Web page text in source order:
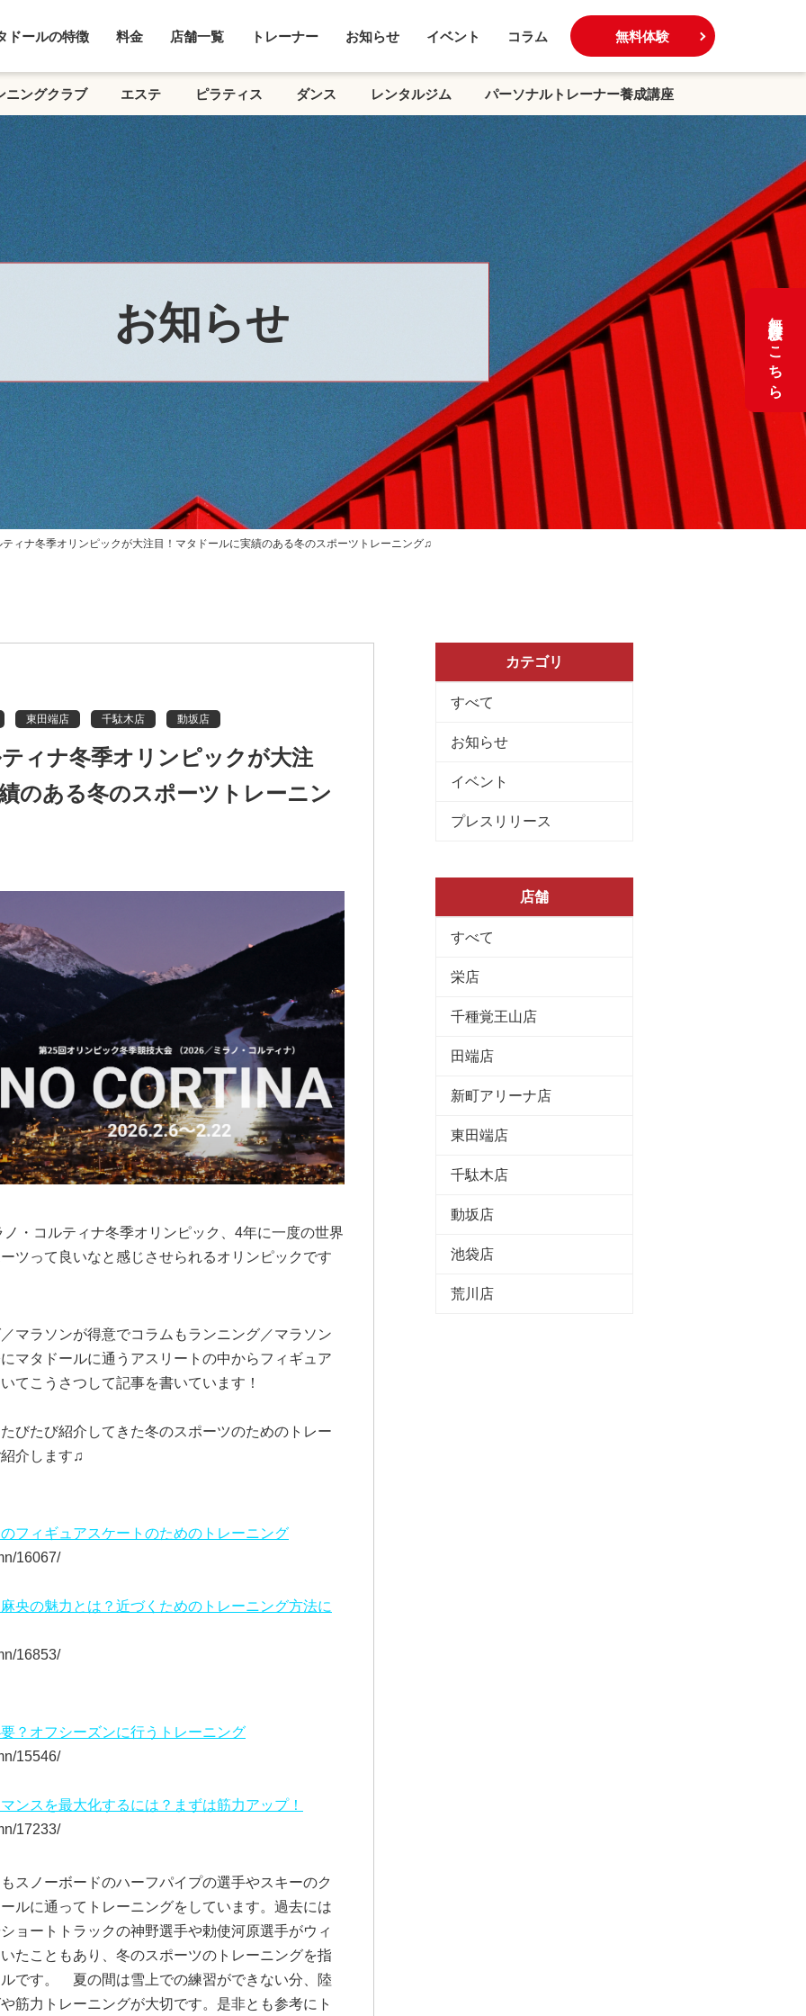
ドールの特徴 料金 店舗一覧 トレーナー お知らせ イベント コラム 無料体験
ニングクラブ エステ ピラティス ダンス レンタルジム パーソナルトレーナー養成講座
無料体験はこちら
お知らせ
ィナ冬季オリンピックが大注目！マタドールに実績のある冬のスポーツトレーニング♫
東田端店 千駄木店 動坂店
ィナ冬季オリンピックが大注
のある冬のスポーツトレーニン
・コルティナ冬季オリンピック、4年に一度の世界
ツって良いなと感じさせられるオリンピックです
マラソンが得意でコラムもランニング／マラソン
マタドールに通うアスリートの中からフィギュア
てこうさつして記事を書いています！
びたび紹介してきた冬のスポーツのためのトレー
介します♫
フィギュアスケートのためのトレーニング
16067/
央の魅力とは？近づくためのトレーニング方法に
16853/
？オフシーズンに行うトレーニング
15546/
ンスを最大化するには？まずは筋力アップ！
17233/
スノーボードのハーフパイプの選手やスキーのク
ルに通ってトレーニングをしています。過去には
ョートトラックの神野選手や勅使河原選手がウィ
たこともあり、冬のスポーツのトレーニングを指
です。 夏の間は雪上での練習ができない分、陸
筋力トレーニングが大切です。是非とも参考にト
カテゴリ
すべて
お知らせ
イベント
プレスリリース
店舗
すべて
栄店
千種覚王山店
田端店
新町アリーナ店
東田端店
千駄木店
動坂店
池袋店
荒川店